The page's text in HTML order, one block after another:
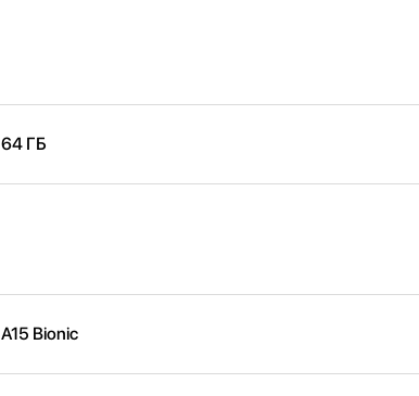
64 ГБ
A15 Bionic